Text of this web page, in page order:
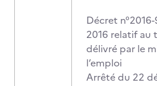
Décret
2016 relatif au
délivré par le
l’emploi
Arrêté du 22